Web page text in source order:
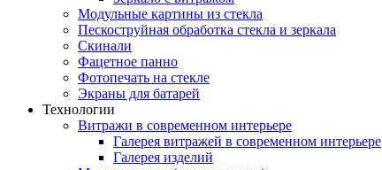
Модульные картины из стекла
Пескоструйная обработка стекла и зеркала
Скинали
Фацетное панно
Фотопечать на стекле
Экраны для батарей
Технологии
Витражи в современном интерьере
Галерея витражей в современном интерьере
Галерея изделий